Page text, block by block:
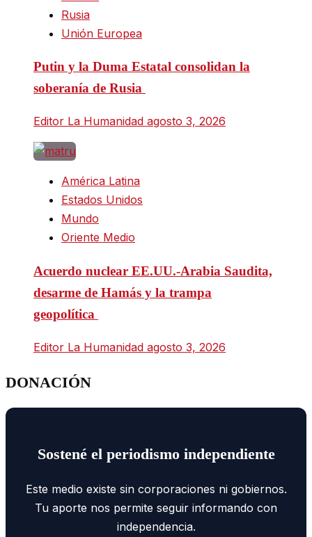
Rusia
Unión Europea
Putin y la Duma Estatal consolidan la
soberanía de Rusia
Editor La Humanidad agosto 3, 2026
América Latina
Estados Unidos
Mundo
Oriente Medio
Acuerdo nuclear EE.UU.-Arabia Saudita,
desarme de Hamás y la trampa
geopolítica
Editor La Humanidad agosto 3, 2026
DONACIÓN
Sostené el periodismo independiente
Este medio existe sin corporaciones ni gobiernos.
Tu aporte nos permite seguir informando con
independencia.